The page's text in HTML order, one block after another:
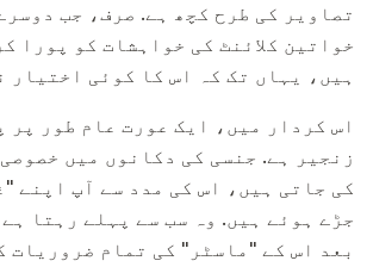
تصاویر کی طرح کچھ ہے. صرف، جب
خواتین کلائنٹ کی خواہشات کو پورا
ہیں، یہاں تک کہ اس کا کوئی اختیار
اس کردار میں، ایک عورت عام طور پر
زنجیر ہے. جنسی کی دکانوں میں
کی جاتی ہیں، اس کی مدد سے آپ اپنے
جڑے ہوئے ہیں. وہ سب سے پہلے رہتا
بعد اس کے "ماسٹر" کی تمام ضروریات